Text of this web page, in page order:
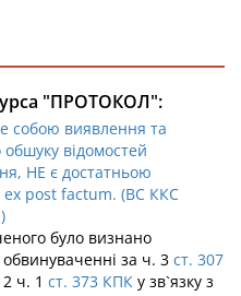
"ПРОТОКОЛ":
собою виявлення та
обшуку відомостей
НЕ є достатньою
ех post factum. (ВС ККС
було визнано
за ч. 3 ст. 307
ч. 1 ст. 373 КПК у зв`язку з